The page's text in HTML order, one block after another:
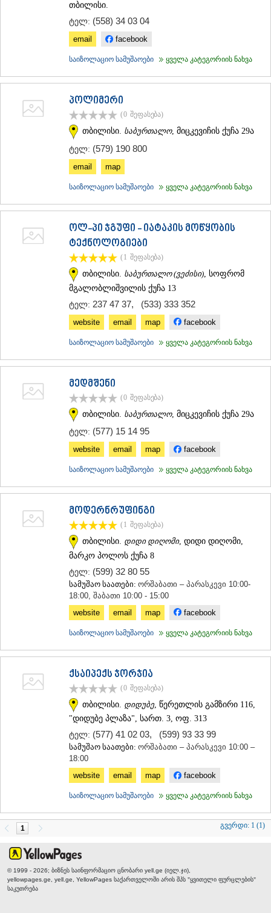
თბილისი.
ტელ: (558) 34 03 04
email facebook
საიზოლაციო სამუშაოები ყველა კატეგორიის ნახვა
პოლიმერი
(0 შეფასება)
თბილისი. საბურთალო, მიცკევიჩის ქუჩა 29ა
ტელ: (579) 190 800
email map
საიზოლაციო სამუშაოები ყველა კატეგორიის ნახვა
ოლ-პი ჯგუფი - იატაკის მოწყობის
ტექნოლოგიები
(1 შეფასება)
თბილისი. საბურთალო (ვეძისი) , სოფრომ
მგალობლიშვილის ქუჩა 13
ტელ: 237 47 37, (533) 333 352
website email map facebook
საიზოლაციო სამუშაოები ყველა კატეგორიის ნახვა
მედმშენი
(0 შეფასება)
თბილისი. საბურთალო, მიცკევიჩის ქუჩა 29ა
ტელ: (577) 15 14 95
website email map facebook
საიზოლაციო სამუშაოები ყველა კატეგორიის ნახვა
მოდერნრუფინგი
(1 შეფასება)
თბილისი. დიდი დიღომი, დიდი დიღომი,
მარკო პოლოს ქუჩა 8
ტელ: (599) 32 80 55
სამუშაო საათები: ორშაბათი – პარასკევი 10:00-
18:00, შაბათი 10:00 - 15:00
website
email map facebook
საიზოლაციო სამუშაოები ყველა კატეგორიის ნახვა
ქსაიპექს ჯორჯია
(0 შეფასება)
თბილისი. დიდუბე , წერეთლის გამზირი 116,
"დიდუბე პლაზა", სართ. 3, ოფ. 313
ტელ: (577) 41 02 03, (599) 93 33 99
სამუშაო საათები: ორშაბათი – პარასკევი 10:00 –
18:00
website
email map facebook
საიზოლაციო სამუშაოები ყველა კატეგორიის ნახვა
1 გვერდი: 1 (1)
© 1999 - 2026; ბიზნეს საინფორმაციო ცნობარი yell.ge (იელ.ჯი),
yellowpages.ge, yell.ge, YellowPages საქართველოში არის შპს "ყვითელი ფურცლების"
საკუთრება